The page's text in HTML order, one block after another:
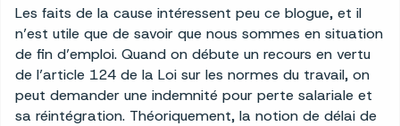
Les faits de la cause intéressent peu ce blogue, et il
n’est utile que de savoir que nous sommes en situation
de fin d’emploi. Quand on débute un recours en vertu
de l’article 124 de la Loi sur les normes du travail, on
peut demander une indemnité pour perte salariale et
sa réintégration. Théoriquement, la notion de délai de